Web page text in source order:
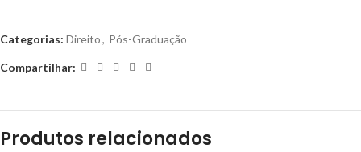
Categorias: Direito, Pós-Graduação
Compartilhar:
Produtos relacionados